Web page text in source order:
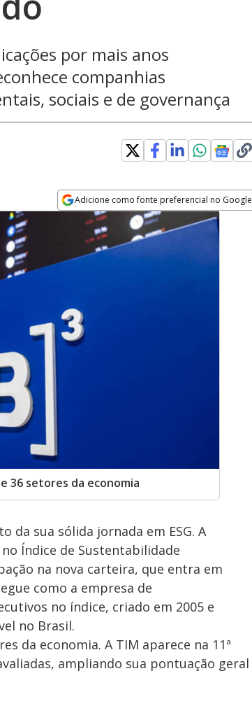
por mais anos
companhias
sociais e de governança
Adicione como fonte preferencial no Google
Opens in new window
36 setores da economia
da sua sólida jornada em ESG. A
Índice de Sustentabilidade
na nova carteira, que entra em
como a empresa de
no índice, criado em 2005 e
no Brasil.
da economia. A TIM aparece na 11ª
ampliando sua pontuação geral